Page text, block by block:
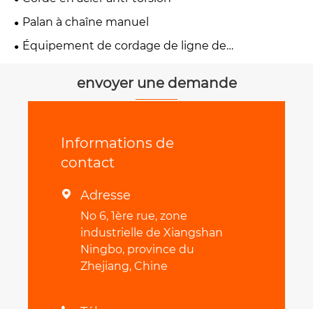
Palan à chaîne manuel
Équipement de cordage de ligne de
envoyer une demande
Informations de
contact
 Adresse
No 6, 1ère rue, zone
industrielle de Xiangshan
Ningbo, province du
Zhejiang, Chine